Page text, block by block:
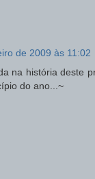
de 2009 às 11:02
na história deste
do ano...~